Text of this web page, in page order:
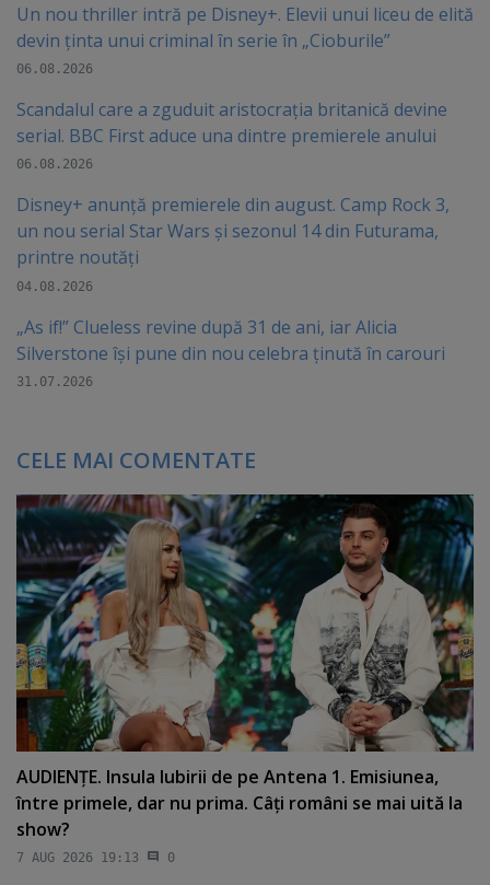
Un nou thriller intră pe Disney+. Elevii unui liceu de elită
devin ținta unui criminal în serie în „Cioburile”
06.08.2026
Scandalul care a zguduit aristocrația britanică devine
serial. BBC First aduce una dintre premierele anului
06.08.2026
Disney+ anunță premierele din august. Camp Rock 3,
un nou serial Star Wars și sezonul 14 din Futurama,
printre noutăți
04.08.2026
„As if!” Clueless revine după 31 de ani, iar Alicia
Silverstone își pune din nou celebra ținută în carouri
31.07.2026
CELE MAI COMENTATE
AUDIENŢE. Insula Iubirii de pe Antena 1. Emisiunea,
între primele, dar nu prima. Câţi români se mai uită la
show?
7 AUG 2026 19:13 0